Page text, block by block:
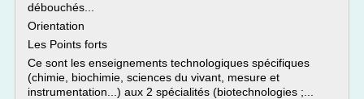
débouchés...
Orientation
Les Points forts
Ce sont les enseignements technologiques spécifiques
(chimie, biochimie, sciences du vivant, mesure et
instrumentation...) aux 2 spécialités (biotechnologies ;...